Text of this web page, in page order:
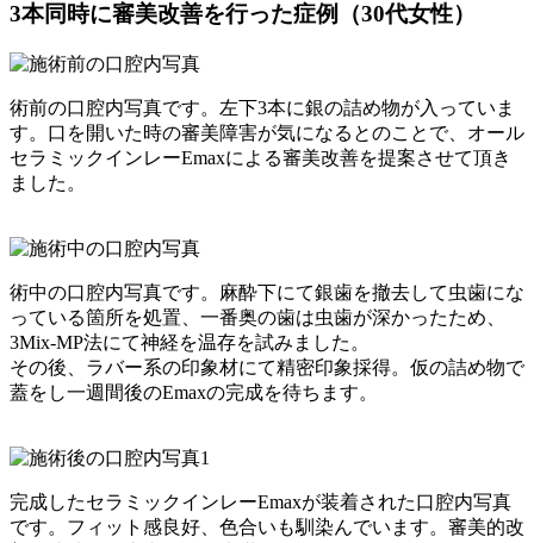
3本同時に審美改善を行った症例（30代女性）
術前の口腔内写真です。左下3本に銀の詰め物が入っていま
す。口を開いた時の審美障害が気になるとのことで、オール
セラミックインレーEmaxによる審美改善を提案させて頂き
ました。
術中の口腔内写真です。麻酔下にて銀歯を撤去して虫歯にな
っている箇所を処置、一番奥の歯は虫歯が深かったため、
3Mix-MP法にて神経を温存を試みました。
その後、ラバー系の印象材にて精密印象採得。仮の詰め物で
蓋をし一週間後のEmaxの完成を待ちます。
完成したセラミックインレーEmaxが装着された口腔内写真
です。フィット感良好、色合いも馴染んでいます。審美的改